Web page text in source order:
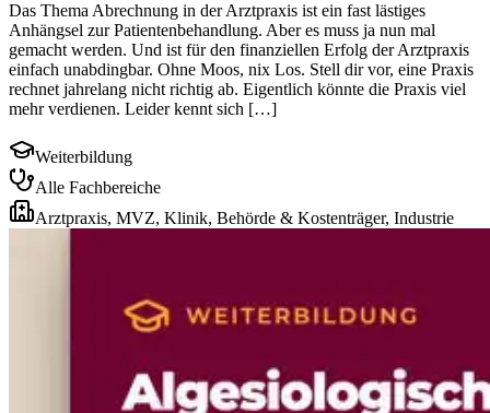
Das Thema Abrechnung in der Arztpraxis ist ein fast lästiges
Anhängsel zur Patientenbehandlung. Aber es muss ja nun mal
gemacht werden. Und ist für den finanziellen Erfolg der Arztpraxis
einfach unabdingbar. Ohne Moos, nix Los. Stell dir vor, eine Praxis
rechnet jahrelang nicht richtig ab. Eigentlich könnte die Praxis viel
mehr verdienen. Leider kennt sich […]
Weiterbildung
Alle Fachbereiche
Arztpraxis, MVZ, Klinik, Behörde & Kostenträger, Industrie